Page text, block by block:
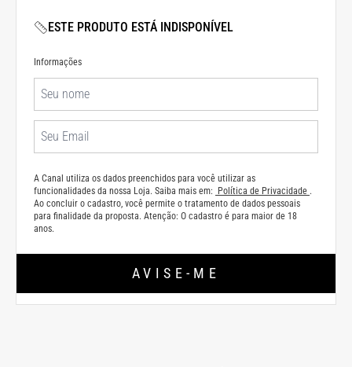
ESTE PRODUTO ESTÁ INDISPONÍVEL
Informações
A Canal utiliza os dados preenchidos para você utilizar as
funcionalidades da nossa Loja. Saiba mais em:
Política de Privacidade .
Ao concluir o cadastro, você permite o tratamento de dados pessoais
para finalidade da proposta. Atenção: O cadastro é para maior de 18
anos.
AVISE-ME